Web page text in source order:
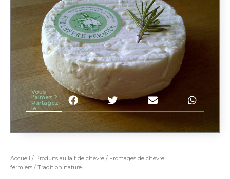
Accueil / Produits au lait de chèvre / Fromages de chèvre
fermiers / Tradition nature
Vous
l'aimez ?
Partagez-
le !